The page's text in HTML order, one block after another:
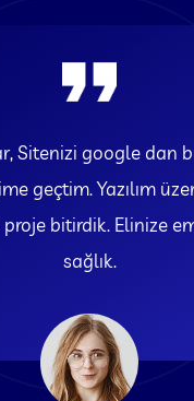
Sitenizi google dan
geçtim. Yazılım
bitirdik. Elinize
sağlık.